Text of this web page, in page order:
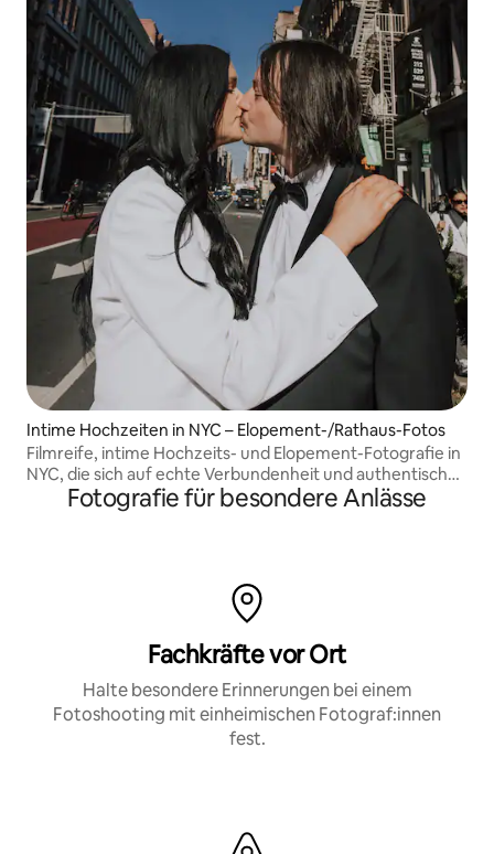
Intime Hochzeiten in NYC – Elopement-/Rathaus-Fotos
Filmreife, intime Hochzeits- und Elopement-Fotografie in
NYC, die sich auf echte Verbundenheit und authentische
Momente konzentriert. Last-Minute-Buchung? Melde
dich für ein spezielles Angebot.
Fotografie für besondere Anlässe
Fachkräfte vor Ort
Halte besondere Erinnerungen bei einem
Fotoshooting mit einheimischen Fotograf:innen
fest.